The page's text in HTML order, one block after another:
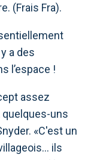
(Frais Fra).
a des
l’espace !
assez
quelques-uns
«C'est un
ils